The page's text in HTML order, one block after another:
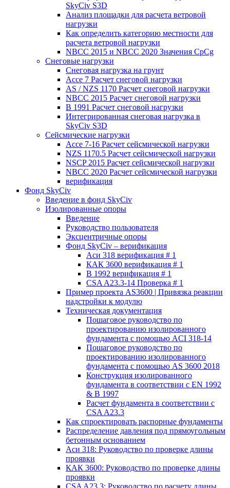
SkyCiv S3D
Анализ площадки для расчета ветровой
нагрузки
Как определить категорию местности для
расчета ветровой нагрузки
NBCC 2015 и NBCC 2020 Значения CpCg
Снеговые нагрузки
Снеговая нагрузка на грунт
Ассе 7 Расчет снеговой нагрузки
AS / NZS 1170 Расчет снеговой нагрузки
NBCC 2015 Расчет снеговой нагрузки
В 1991 Расчет снеговой нагрузки
Интегрированная снеговая нагрузка в
SkyCiv S3D
Сейсмические нагрузки
Ассе 7-16 Расчет сейсмической нагрузки
NZS 1170.5 Расчет сейсмической нагрузки
NSCP 2015 Расчет сейсмической нагрузки
NBCC 2020 Расчет сейсмической нагрузки
верификация
Фонд SkyCiv
Введение в фонд SkyCiv
Изолированные опоры
Введение
Руководство пользователя
Эксцентричные опоры
Фонд SkyCiv – верификация
Аси 318 верификация # 1
КАК 3600 верификация # 1
В 1992 верификация # 1
CSA A23.3-14 Проверка # 1
Пример проекта AS3600 | Привязка реакции
надстройки к модулю
Техническая документация
Пошаговое руководство по
проектированию изолированного
фундамента с помощью ACI 318-14
Пошаговое руководство по
проектированию изолированного
фундамента с помощью AS 3600 2018
Конструкция изолированного
фундамента в соответствии с EN 1992
& В 1997
Расчет фундамента в соответствии с
CSA A23.3
Как спроектировать распорные фундаменты
Распределение давления под прямоугольным
бетонным основанием
Аси 318: Руководство по проверке длины
проявки
КАК 3600: Руководство по проверке длины
проявки